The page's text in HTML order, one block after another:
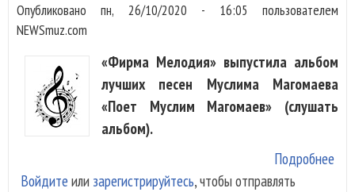
Опубликованопн, 26/10/2020 - 16:05 пользователем
NEWSmuz.com
«Фирма Мелодия» выпустила альбом
лучших песен Муслима Магомаева
«Поет Муслим Магомаев» (слушать
альбом).
Подробнее
Войдите или зарегистрируйтесь, чтобы отправлять